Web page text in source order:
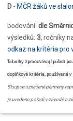
D - MČR žáků ve
bodování: dle
výsledků: 3, ročníky
odkaz na kritéria pro
Tabulky zpracovávají pořadí
doplňková kritéria, používaná
Sloupce označené písmeny
je uvedeno pořadí v závodě a